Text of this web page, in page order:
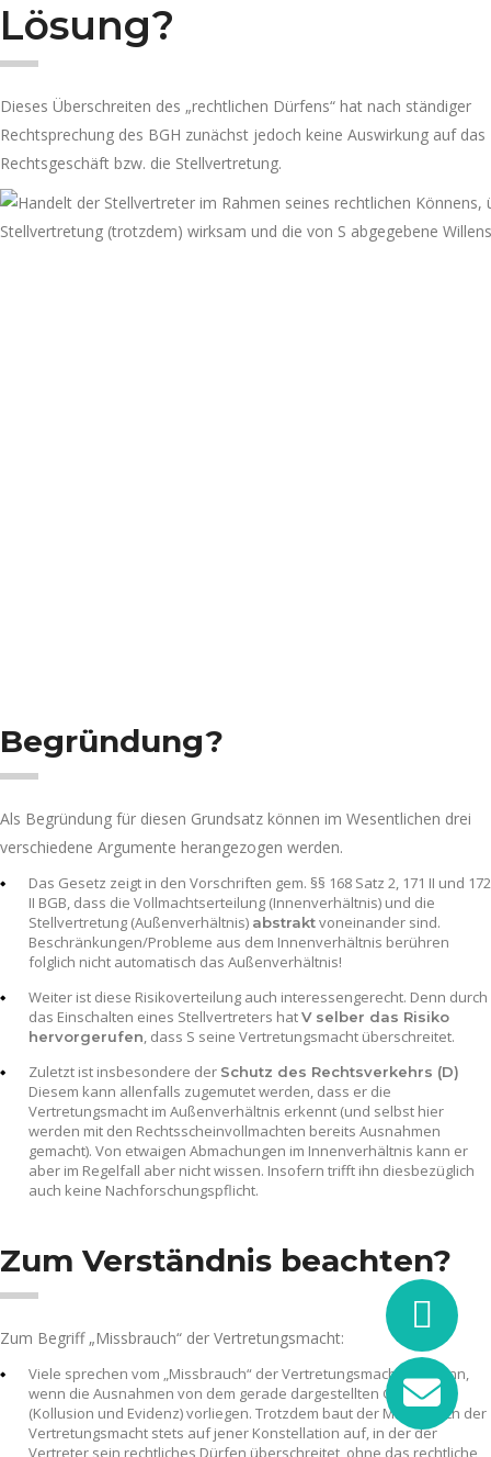
Lösung?
Dieses Überschreiten des „rechtlichen Dürfens“ hat nach ständiger
Rechtsprechung des BGH zunächst jedoch keine Auswirkung auf das
Rechtsgeschäft bzw. die Stellvertretung.
Begründung?
Als Begründung für diesen Grundsatz können im Wesentlichen drei
verschiedene Argumente herangezogen werden.
Das Gesetz zeigt in den Vorschriften gem. §§ 168 Satz 2, 171 II und 172
II BGB, dass die Vollmachtserteilung (Innenverhältnis) und die
Stellvertretung (Außenverhältnis) abstraktvoneinander sind.
Beschränkungen/Probleme aus dem Innenverhältnis berühren
folglich nicht automatisch das Außenverhältnis!
Weiter ist diese Risikoverteilung auch interessengerecht. Denn durch
das Einschalten eines Stellvertreters hatV selber das Risiko
hervorgerufen, dass S seine Vertretungsmacht überschreitet.
Zuletzt ist insbesondere der Schutz des Rechtsverkehrs (D)
Diesem kann allenfalls zugemutet werden, dass er die
Vertretungsmacht im Außenverhältnis erkennt (und selbst hier
werden mit den Rechtsscheinvollmachten bereits Ausnahmen
gemacht). Von etwaigen Abmachungen im Innenverhältnis kann er
aber im Regelfall aber nicht wissen. Insofern trifft ihn diesbezüglich
auch keine Nachforschungspflicht.
Zum Verständnis beachten?
Zum Begriff „Missbrauch“ der Vertretungsmacht:
Viele sprechen vom „Missbrauch“ der Vertretungsmacht nur dann,
wenn die Ausnahmen von dem gerade dargestellten Grundsatz
(Kollusion und Evidenz) vorliegen. Trotzdem baut der Missbrauch der
Vertretungsmacht stets auf jener Konstellation auf, in der der
Vertreter sein rechtliches Dürfen überschreitet, ohne das rechtliche